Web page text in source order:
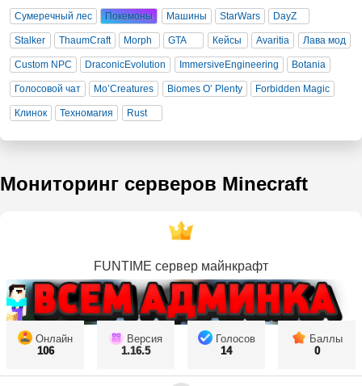
Сумеречный лес Покемоны Машины StarWars DayZ
Stalker ThaumCraft Morph GTA Кейсы Avaritia Лава мод
Custom NPC DraconicEvolution ImmersiveEngineering Botania
Голосовой чат Mo’Creatures Biomes O’ Plenty Forbidden Magic
Клинок Техномагия Rust
Мониторинг серверов Minecraft
FUNTIME сервер майнкрафт
Онлайн
106
Версия
1.16.5
Голосов
14
Баллы
0